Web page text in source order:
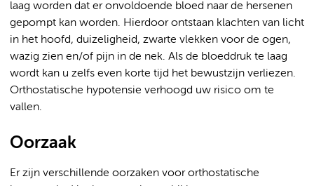
laag worden dat er onvoldoende bloed naar de hersenen
gepompt kan worden. Hierdoor ontstaan klachten van licht
in het hoofd, duizeligheid, zwarte vlekken voor de ogen,
wazig zien en/of pijn in de nek. Als de bloeddruk te laag
wordt kan u zelfs even korte tijd het bewustzijn verliezen.
Orthostatische hypotensie verhoogd uw risico om te
vallen.
Oorzaak
Er zijn verschillende oorzaken voor orthostatische